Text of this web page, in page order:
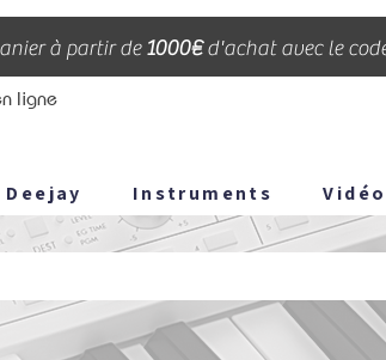
à partir de1000€d'achat avec le
ligne
Deejay Instruments Vidéo